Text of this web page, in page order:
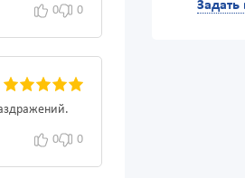
0 0
0 0
Задать